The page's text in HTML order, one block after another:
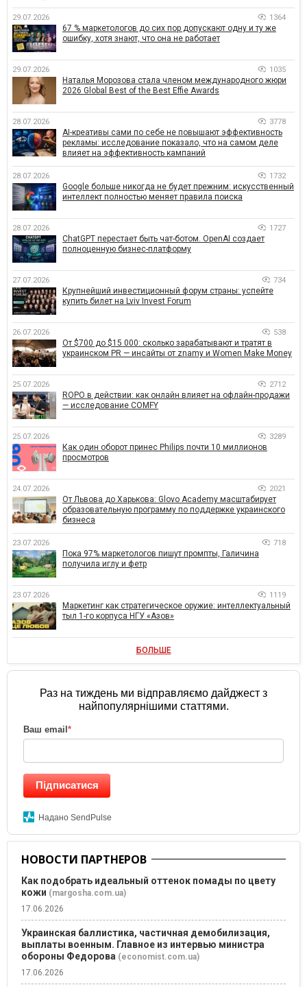
29.07.2026 1364
67 % маркетологов до сих пор допускают одну и ту же
ошибку, хотя знают, что она не работает
29.07.2026 1035
Наталья Морозова стала членом международного жюри
2026 Global Best of the Best Effie Awards
28.07.2026 3778
AI-креативы сами по себе не повышают эффективность
рекламы: исследование показало, что на самом деле
влияет на эффективность кампаний
28.07.2026 1732
Google больше никогда не будет прежним: искусственный
интеллект полностью меняет правила поиска
28.07.2026 1727
ChatGPT перестает быть чат-ботом. OpenAI создает
полноценную бизнес-платформу
27.07.2026 734
Крупнейший инвестиционный форум страны: успейте
купить билет на Lviv Invest Forum
26.07.2026 538
От $700 до $15 000: сколько зарабатывают и тратят в
украинском PR — инсайты от znamy и Women Make Money
25.07.2026 2712
ROPO в действии: как онлайн влияет на офлайн-продажи
— исследование COMFY
25.07.2026 3289
Как один оборот принес Philips почти 10 миллионов
просмотров
24.07.2026 2021
От Львова до Харькова: Glovo Academy масштабирует
образовательную программу по поддержке украинского
бизнеса
23.07.2026 718
Пока 97% маркетологов пишут промпты, Галичина
получила иглу и фетр
23.07.2026 1119
Маркетинг как стратегическое оружие: интеллектуальный
тыл 1-го корпуса НГУ «Азов»
БОЛЬШЕ
Раз на тиждень ми відправляємо дайджест з
найпопулярнішими статтями.
Ваш email*
Підписатися
Надано SendPulse
НОВОСТИ ПАРТНЕРОВ
Как подобрать идеальный оттенок помады по цвету
кожи (margosha.com.ua)
17.06.2026
Украинская баллистика, частичная демобилизация,
выплаты военным. Главное из интервью министра
обороны Федорова (economist.com.ua)
17.06.2026